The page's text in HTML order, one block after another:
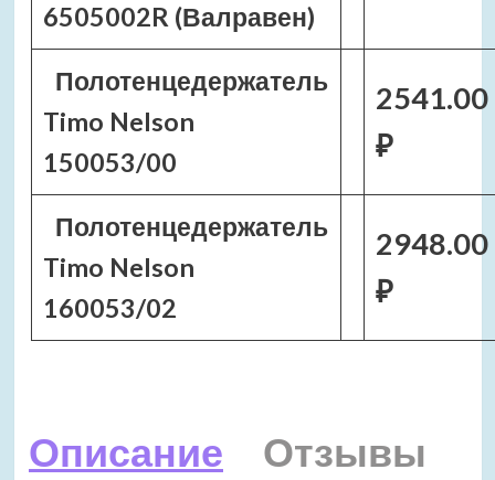
6505002R (Валравен)
Полотенцедержатель
Timo Nelson
150053/00
2541.00
₽
Полотенцедержатель
Timo Nelson
160053/02
2948.00
₽
Описание Отзывы